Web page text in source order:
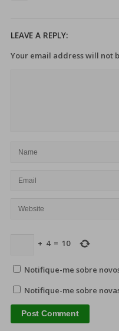
LEAVE A REPLY:
Your email address will not
+ 4 = 10
Notifique-me sobre
Notifique-me sobre